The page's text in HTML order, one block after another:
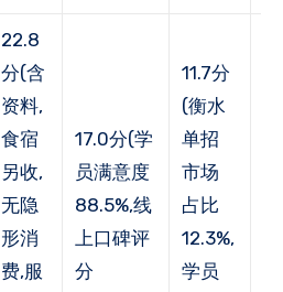
22.8
分(含
资料,
食宿
另收,
无隐
形消
费,服
17.0分(学
员满意度
88.5%,线
上口碑评
分
11.7分
(衡水
单招
市场
占比
12.3%,
学员